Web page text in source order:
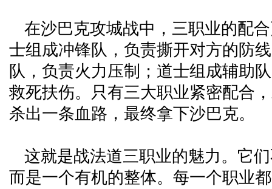
在沙巴克攻城战中，三职业的配
士组成冲锋队，负责撕开对方的防
队，负责火力压制；道士组成辅助
救死扶伤。只有三大职业紧密配合
杀出一条血路，最终拿下沙巴克。
这就是战法道三职业的魅力。它
而是一个有机的整体。每一个职业